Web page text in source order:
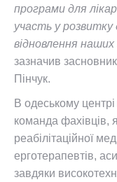
програми для
участь у
відновлення наших
зазначив
Пінчук.
В одеському
команда фахівців,
реабілітаційної
ерготерапевтів,
завдяки